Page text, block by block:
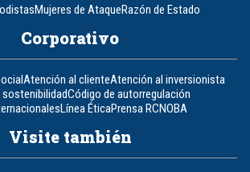
Mujeres de AtaqueRazón de Estado
Corporativo
Atención al clienteAtención al inversionista
Código de autorregulación
Línea ÉticaPrensa RCNOBA
Visite también